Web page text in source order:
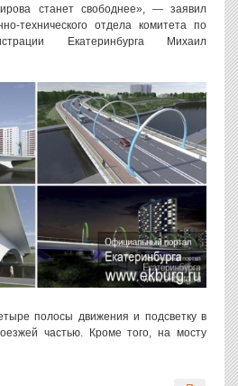
станет свободнее», — заявил
технического отдела комитета по
Екатеринбурга Михаил
полосы движения и подсветку в
частью. Кроме того, на мосту